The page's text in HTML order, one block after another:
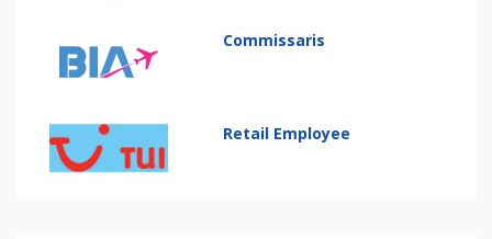
Commissaris
Retail Employee